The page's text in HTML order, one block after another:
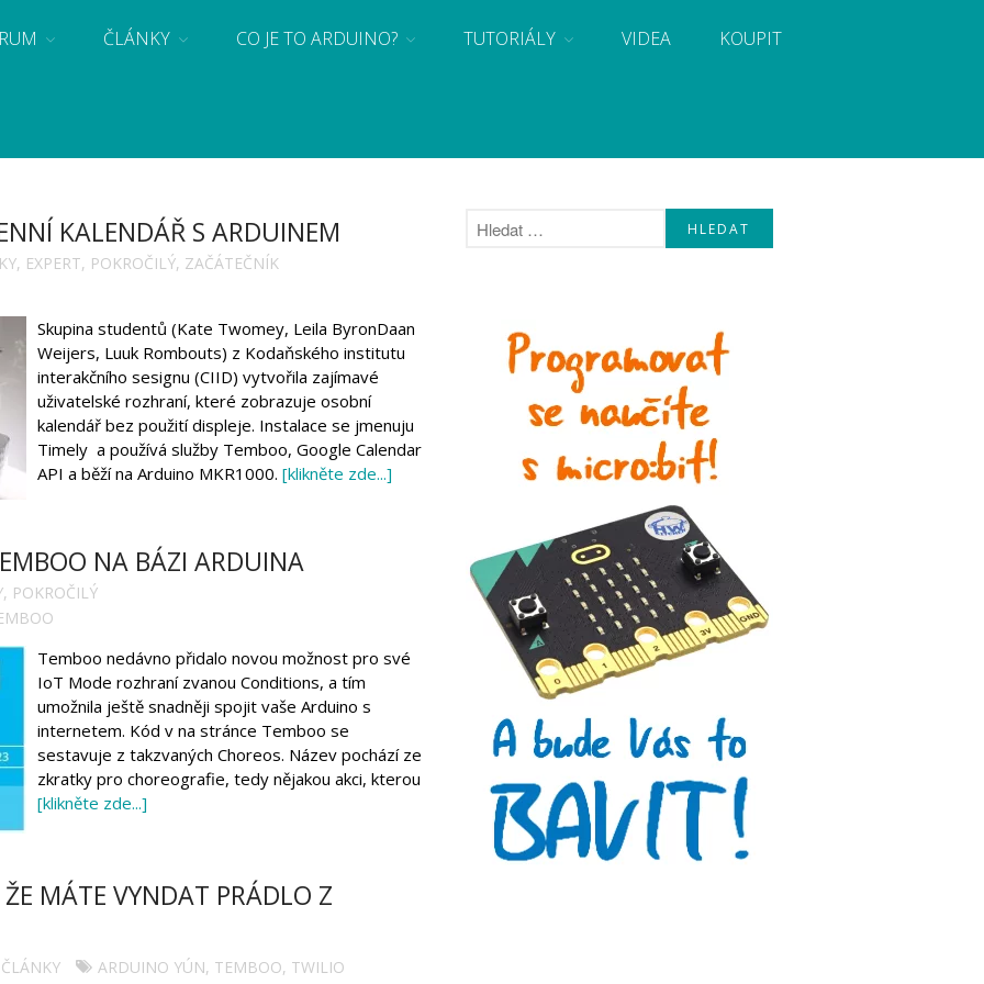
Často kladené dotazy
Vaše projekty
se základy programování a elektroniky zábavnou formou! Arduino a microbit projekty, návody, novinky i tutoriály pro začátečníky i pro
ČLÁNKY CO JE TO ARDUINO? TUTORIÁLY VIDEA KOUPIT
KALENDÁŘ S ARDUINEM
, EXPERT, POKROČILÝ, ZAČÁTEČNÍK
Skupina studentů (Kate Twomey, Leila ByronDaan
Weijers, Luuk Rombouts) z Kodaňského institutu
interakčního sesignu (CIID) vytvořila zajímavé
uživatelské rozhraní, které zobrazuje osobní
kalendář bez použití displeje. Instalace se jmenuju
Timely a používá služby Temboo, Google Calendar
API a běží na Arduino MKR1000. [klikněte zde...]
NA BÁZI ARDUINA
, POKROČILÝ
Temboo nedávno přidalo novou možnost pro své
IoT Mode rozhraní zvanou Conditions, a tím
umožnila ještě snadněji spojit vaše Arduino s
internetem. Kód v na stránce Temboo se
sestavuje z takzvaných Choreos. Název pochází ze
zkratky pro choreografie, tedy nějakou akci, kterou
[klikněte zde...]
MÁTE VYNDAT PRÁDLO Z
ČLÁNKY ARDUINO YÚN, TEMBOO, TWILIO